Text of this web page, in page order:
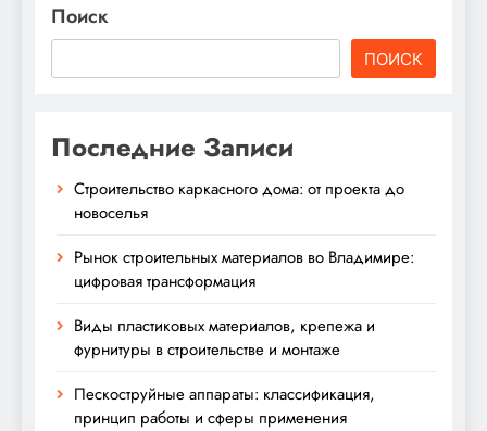
Поиск
ПОИСК
Последние Записи
Строительство каркасного дома: от проекта до
новоселья
Рынок строительных материалов во Владимире:
цифровая трансформация
Виды пластиковых материалов, крепежа и
фурнитуры в строительстве и монтаже
Пескоструйные аппараты: классификация,
принцип работы и сферы применения